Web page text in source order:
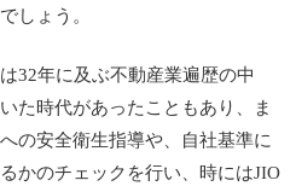
しょう。
32年に及ぶ不動産業遍歴の中
た時代があったこともあり、ま
の安全衛生指導や、自社基準に
かのチェックを行い、時にはJIO